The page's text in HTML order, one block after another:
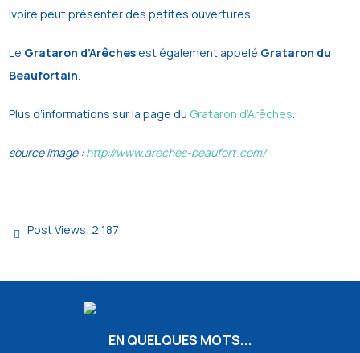
ivoire peut présenter des petites ouvertures.
Le Grataron d’Arêchesest également appelé Grataron du
Beaufortain.
Plus d’informations sur la page du Grataron d’Arêches.
source image :http://www.areches-beaufort.com/
Post Views: 2 187
EN QUELQUES MOTS...